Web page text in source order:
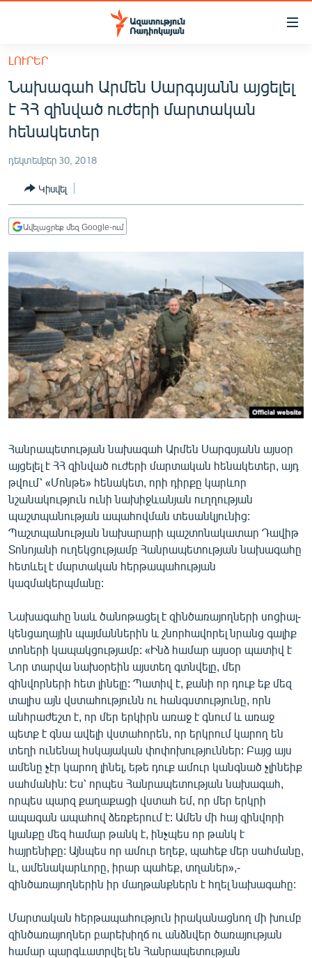
Մատչելիության
հիմնական
բովանդակությանը
Անցնել
հիմնական
մենյուին
ՀԱՅԱՍՏԱՆ
ՔԱՂԱՔԱԿԱՆ
ՀԱՍԱՐԱԿՈՒԹՅՈՒՆ
ՏՆՏԵՍՈՒԹՅՈՒՆ
ՂԱՐԱԲԱՂ
ՊԱՏԵՐԱԶՄԻ 6 ՇԱԲԱԹՆԵՐԸ
ՏԱՐԱԾԱՇՐՋԱՆ
ՄԻՋԱԶԳԱՅԻՆ
ՄՇԱԿՈՒՅԹ
ՍՊՈՐՏ
ՄԵԿՆԱԲԱՆՈՒԹՅՈՒՆ
ԿՈՐՈՆԱՎԻՐՈՒՍ
ԱՐԽԻՎ
ՏԵՍԱՆՅՈՒԹԵՐ
ԲԱՆԱՎԵՃ
ՁԳՏԵԼՈՎ ԼԱՎԱԳՈՒՅՆԻՆ
ՓՈԴՔԱՍԹ
Հայերեն
English
Русский
ՀԵՏԵՎԵՔ ՄԵԶ
«Ազատության» բոլոր կայքերը
ԼՈՒՐԵՐ
Նախագահ Արմեն Սարգսյանն այցելել
է ՀՀ զինված ուժերի մարտական
հենակետեր
դեկտեմբեր 30, 2018
Կիսվել
Ավելացրեք մեզ Google-ում
Հանրապետության նախագահ Արմեն Սարգսյանն այսօր
այցելել է ՀՀ զինված ուժերի մարտական հենակետեր, այդ
թվում՝ «Մոնթե» հենակետ, որի դիրքը կարևոր
նշանակություն ունի նախիջևանյան ուղղության
պաշտպանության ապահովման տեսանկյունից:
Պաշտպանության նախարարի պաշտոնակատար Դավիթ
Տոնոյանի ուղեկցությամբ Հանրապետության նախագահը
հետևել է մարտական հերթապահության
կազմակերպմանը:
Նախագահը նաև ծանոթացել է զինծառայողների սոցիալ-
կենցաղային պայմաններին և շնորհավորել նրանց գալիք
տոների կապակցությամբ: «Ինձ համար այսօր պատիվ է
Նոր տարվա նախօրեին այստեղ գտնվելը, մեր
զինվորների հետ լինելը: Պատիվ է, քանի որ դուք եք մեզ
տալիս այն վստահությունն ու հանգստությունը, որն
անհրաժեշտ է, որ մեր երկիրն առաջ է գնում և առաջ
պետք է գնա ավելի վստահորեն, որ երկրում կարող են
տեղի ունենալ հսկայական փոփոխություններ: Բայց այս
ամենը չէր կարող լինել, եթե դուք ամուր կանգնած չլինեիք
սահմանին: Ես՝ որպես Հանրապետության նախագահ,
որպես պարզ քաղաքացի վստահ եմ, որ մեր երկրի
ապագան ապահով ձեռքերում է: Ամեն մի հայ զինվորի
կյանքը մեզ համար թանկ է, ինչպես որ թանկ է
հայրենիքը: Այնպես որ ամուր եղեք, պահեք մեր սահմանը,
և, ամենակարևորը, իրար պահեք, տղաներ»,-
զինծառայողներին իր մաղթանքներն է հղել նախագահը:
Մարտական հերթապահություն իրականացնող մի խումբ
զինծառայողներ բարեխիղճ ու անձնվեր ծառայության
համար պարգևատրվել են Հանրապետության